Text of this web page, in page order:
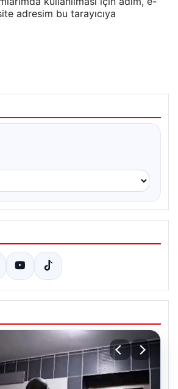
adresim bu tarayıcıya